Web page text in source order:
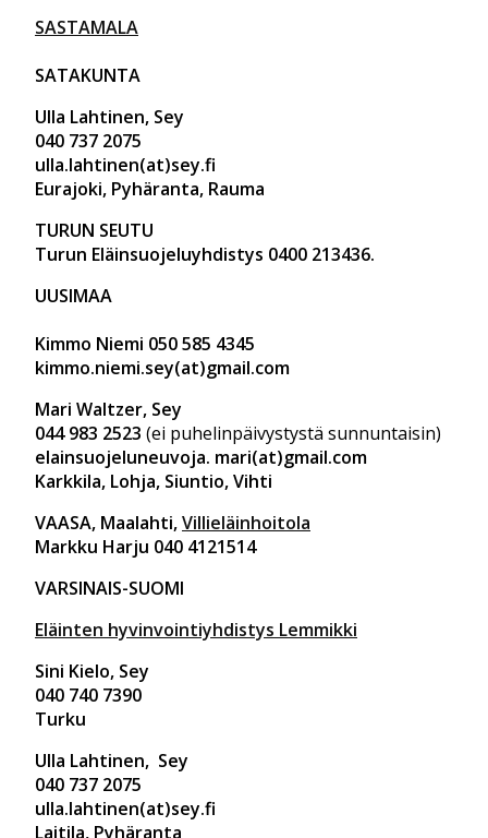
SASTAMALA
SATAKUNTA
Ulla Lahtinen, Sey
040 737 2075
ulla.lahtinen(at)sey.fi
Eurajoki, Pyhäranta, Rauma
TURUN SEUTU
Turun Eläinsuojeluyhdistys 0400 213436.
UUSIMAA
Kimmo Niemi 050 585 4345
kimmo.niemi.sey(at)gmail.com
Mari Waltzer, Sey
044 983 2523 (ei puhelinpäivystystä sunnuntaisin)
elainsuojeluneuvoja. mari(at)gmail.com
Karkkila, Lohja, Siuntio, Vihti
VAASA, Maalahti,Villieläinhoitola
Markku Harju 040 4121514
VARSINAIS-SUOMI
Eläinten hyvinvointiyhdistys Lemmikki
Sini Kielo, Sey
040 740 7390
Turku
Ulla Lahtinen, Sey
040 737 2075
ulla.lahtinen(at)sey.fi
Laitila, Pyhäranta